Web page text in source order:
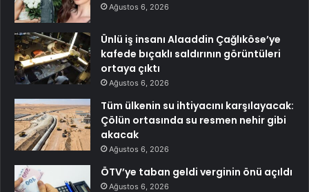
Ağustos 6, 2026
Ünlü iş insanı Alaaddin Çağlıköse’ye
kafede bıçaklı saldırının görüntüleri
ortaya çıktı
Ağustos 6, 2026
Tüm ülkenin su ihtiyacını karşılayacak:
Çölün ortasında su resmen nehir gibi
akacak
Ağustos 6, 2026
ÖTV’ye taban geldi verginin önü açıldı
Ağustos 6, 2026